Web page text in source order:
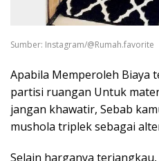
Sumber: Instagram/@Rumah.favorite
Apabila Memperoleh Biaya
partisi ruangan Untuk
jangan khawatir, Sebab
mushola triplek sebagai
Selain harganya